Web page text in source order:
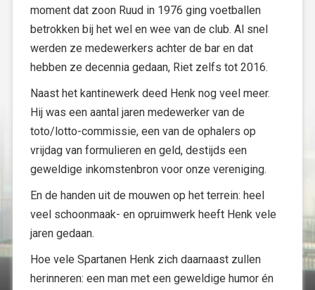
moment dat zoon Ruud in 1976 ging voetballen
betrokken bij het wel en wee van de club. Al snel
werden ze medewerkers achter de bar en dat
hebben ze decennia gedaan, Riet zelfs tot 2016.
Naast het kantinewerk deed Henk nog veel meer.
Hij was een aantal jaren medewerker van de
toto/lotto-commissie, een van de ophalers op
vrijdag van formulieren en geld, destijds een
geweldige inkomstenbron voor onze vereniging.
En de handen uit de mouwen op het terrein: heel
veel schoonmaak- en opruimwerk heeft Henk vele
jaren gedaan.
Hoe vele Spartanen Henk zich daarnaast zullen
herinneren: een man met een geweldige humor én